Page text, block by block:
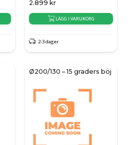
2.899 kr
LÄGG I VARUKORG
2-3 dager
Ø200/130 – 15 graders böj